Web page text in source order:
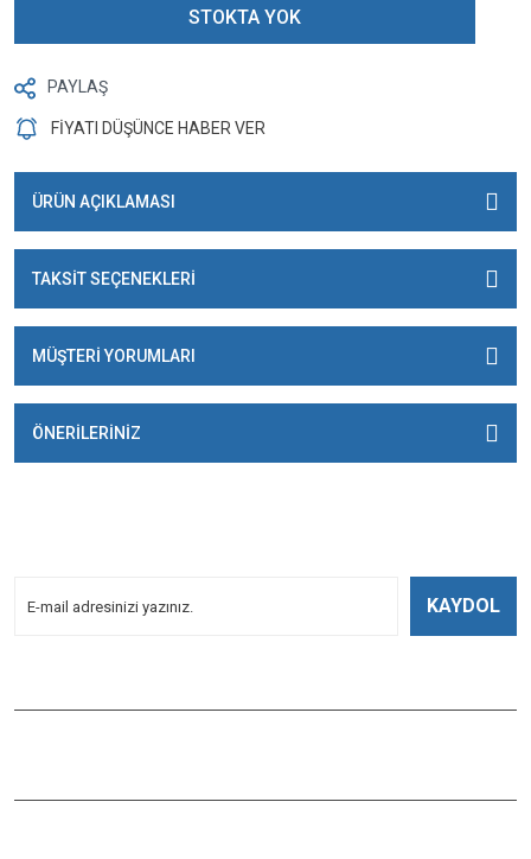
STOKTA YOK
PAYLAŞ
FİYATI DÜŞÜNCE HABER VER
ÜRÜN AÇIKLAMASI
TAKSİT SEÇENEKLERİ
MÜŞTERİ YORUMLARI
ÖNERİLERİNİZ
KAYDOL